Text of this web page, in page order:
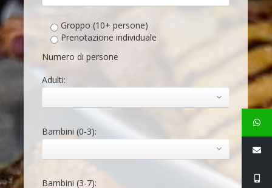
Groppo (10+ persone)
Prenotazione individuale
Numero di persone
Adulti:
Bambini (0-3):
Bambini (3-7):